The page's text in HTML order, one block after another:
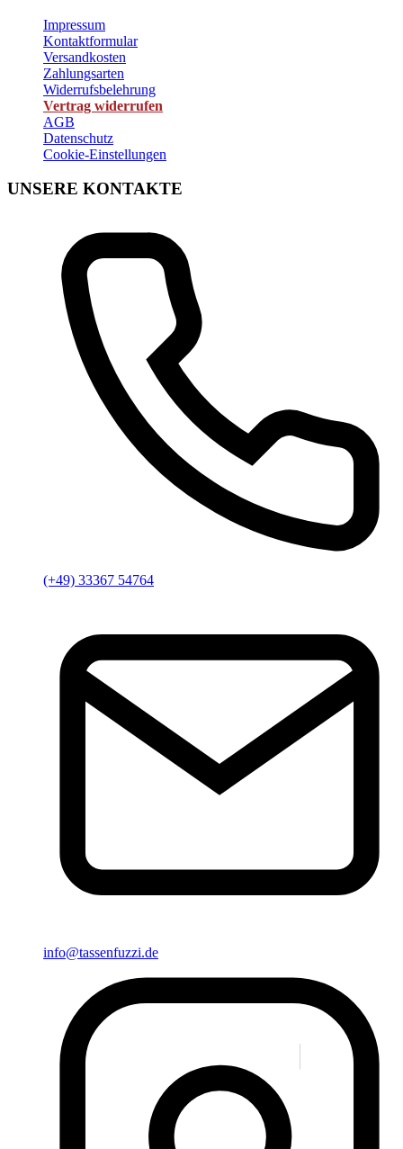
Impressum
Kontaktformular
Versandkosten
Zahlungsarten
Widerrufsbelehrung
Vertrag widerrufen
AGB
Datenschutz
Cookie-Einstellungen
UNSERE KONTAKTE
(+49) 33367 54764
info@tassenfuzzi.de